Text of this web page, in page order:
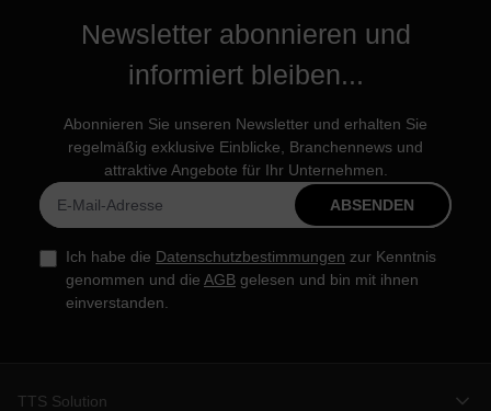
Newsletter abonnieren und
informiert bleiben...
Abonnieren Sie unseren Newsletter und erhalten Sie
regelmäßig exklusive Einblicke, Branchennews und
attraktive Angebote für Ihr Unternehmen.
ABSENDEN
Ich habe die Datenschutzbestimmungen zur Kenntnis
genommen und die AGB gelesen und bin mit ihnen
einverstanden.
TTS Solution